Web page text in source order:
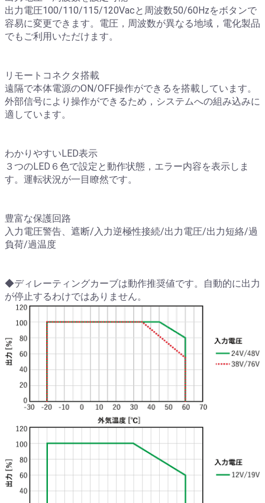
出力電圧100/110/115/120Vacと周波数50/60Hzをボタンで
容易に変更できます。電圧，周波数が異なる地域，電化製品
でもご利用いただけます。
リモートコネクタ搭載
遠隔で本体電源のON/OFF操作ができるを搭載しています。
外部信号により操作ができるため，システムへの組み込みに
適しています。
わかりやすいLED表示
３つのLED６色で設定と動作状態，エラー内容を表示しま
す。運転状況が一目瞭然です。
豊富な保護回路
入力電圧警告、遮断/入力逆極性接続/出力電圧/出力短絡/過
負荷/過温度
◆ディレーティングカーブは動作推奨値です。自動的に出力
が停止するわけではありません。